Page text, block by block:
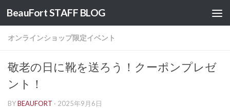
コンテンツへスキップ
BeauFort STAFF BLOG
オンラインショップ限定イベント
敬老の日に靴を送ろう！クーポンプレゼ
ント！
BYBEAUFORT · 2025年9月6日